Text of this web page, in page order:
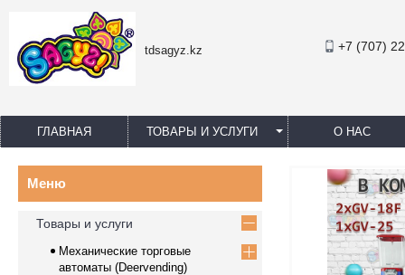
tdsagyz.kz +7 (707)
ГЛАВНАЯ ТОВАРЫ И УСЛУГИ О НАС
Товары и услуги
Механические торговые
автоматы (Deervending)